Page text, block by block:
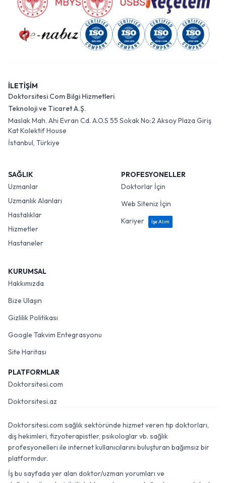
İLETİŞİM
Doktorsitesi Com Bilgi Hizmetleri
Teknoloji ve Ticaret A.Ş.
Maslak Mah. Ahi Evran Cd. A.O.S 55 Sokak No:2 Aksoy Plaza Giriş
Kat Kolektif House
İstanbul, Türkiye
SAĞLIK
Uzmanlar
Uzmanlık Alanları
Hastalıklar
Hizmetler
Hastaneler
PROFESYONELLER
Doktorlar İçin
Web Siteniz İçin
Kariyer
İşe Alım
KURUMSAL
Hakkımızda
Bize Ulaşın
Gizlilik Politikası
Google Takvim Entegrasyonu
Site Haritası
PLATFORMLAR
Doktorsitesi.com
Doktorsitesi.az
Doktorsitesi.com sağlık sektöründe hizmet veren tıp doktorları,
diş hekimleri, fizyoterapistler, psikologlar vb. sağlık
profesyonelleri ile internet kullanıcılarını buluşturan bağımsız bir
platformdur.
İş bu sayfada yer alan doktor/uzman yorumları ve